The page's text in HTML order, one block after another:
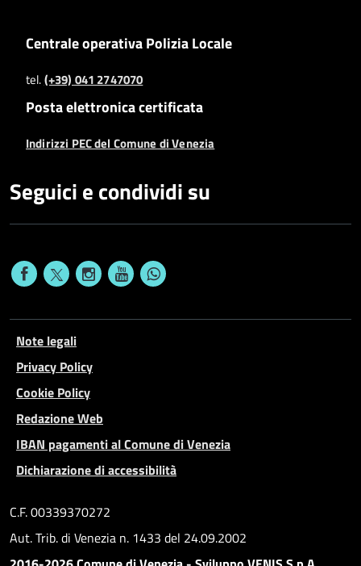
Centrale operativa Polizia Locale
tel.(+39) 041 2747070
Posta elettronica certificata
Indirizzi PEC del Comune di Venezia
Seguici e condividi su
Note legali
Privacy Policy
Cookie Policy
Redazione Web
IBAN pagamenti al Comune di Venezia
Dichiarazione di accessibilità
C.F. 00339370272
Aut. Trib. di Venezia n. 1433 del 24.09.2002